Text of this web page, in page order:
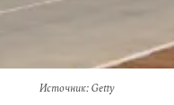
Источник: Getty